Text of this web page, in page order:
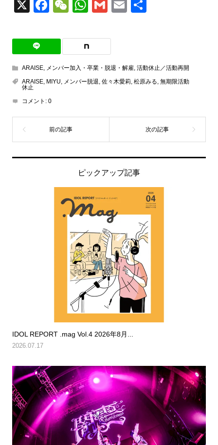
X Facebook
WeChat
WhatsApp
Gmail
Email
共
ARAISE, メンバー加入・卒業・脱退・解雇, 活動休止／活動再開
ARAISE, MIYU メンバー脱退 佐々木愛莉 松原みる 無期限活動
休止
コメント: 0
ピックアップ記事
IDOL REPORT .mag Vol.4 2026年8月...
2026.07.17